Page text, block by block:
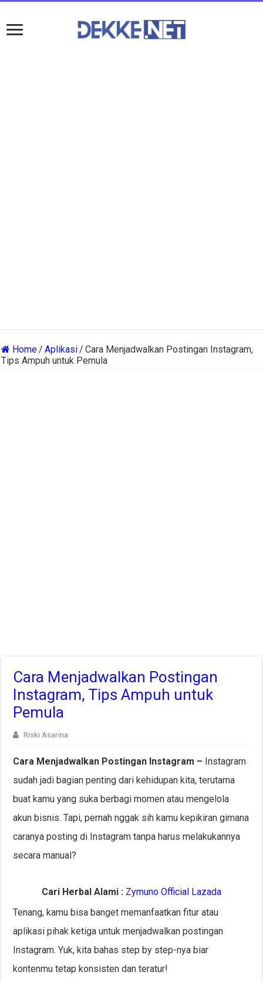
Home/ Aplikasi/ Cara Menjadwalkan Postingan Instagram,
Tips Ampuh untuk Pemula
Cara Menjadwalkan Postingan
Instagram, Tips Ampuh untuk
Pemula
Riski Asarina
Cara Menjadwalkan Postingan Instagram – Instagram
sudah jadi bagian penting dari kehidupan kita, terutama
buat kamu yang suka berbagi momen atau mengelola
akun bisnis. Tapi, pernah nggak sih kamu kepikiran gimana
caranya posting di Instagram tanpa harus melakukannya
secara manual?
Cari Herbal Alami : Zymuno Official Lazada
Tenang, kamu bisa banget memanfaatkan fitur atau
aplikasi pihak ketiga untuk menjadwalkan postingan
Instagram. Yuk, kita bahas step by step-nya biar
kontenmu tetap konsisten dan teratur!